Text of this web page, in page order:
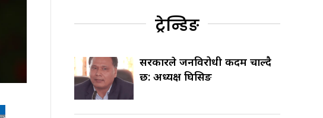
ट्रेन्डिङ
सरकारले जनविरोधी कदम चाल्दै
छ: अध्यक्ष घिसिङ